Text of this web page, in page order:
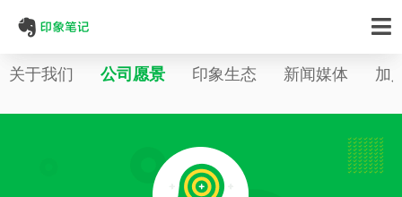
关于我们 公司愿景 印象生态 新闻媒体 加